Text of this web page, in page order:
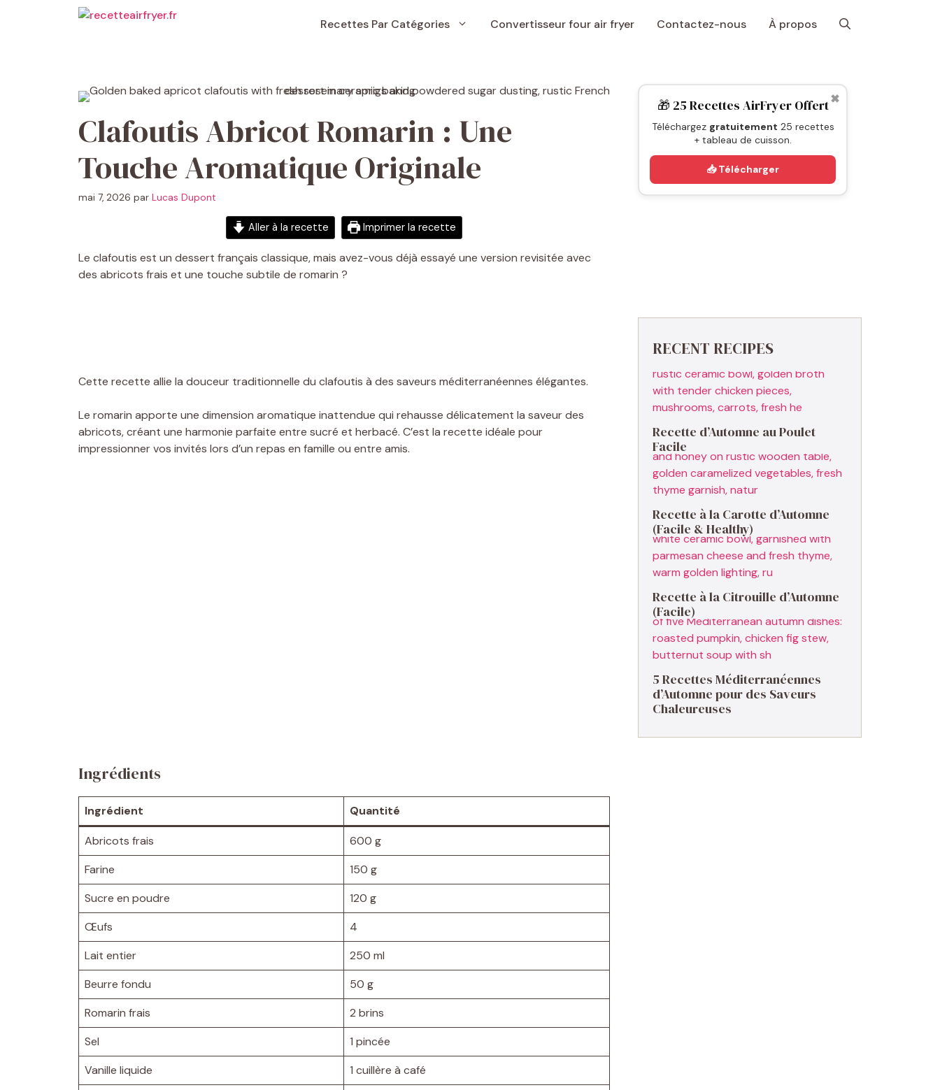
Recettes Par Catégories Convertisseur four air fryer Contactez-nous À propos
Clafoutis Abricot Romarin : Une
Touche Aromatique Originale
mai 7, 2026 par Lucas Dupont
Aller à la recette Imprimer la recette
Le clafoutis est un dessert français classique, mais avez-vous déjà essayé une version revisitée avec
des abricots frais et une touche subtile de romarin ?
Cette recette allie la douceur traditionnelle du clafoutis à des saveurs méditerranéennes élégantes.
Le romarin apporte une dimension aromatique inattendue qui rehausse délicatement la saveur des
abricots, créant une harmonie parfaite entre sucré et herbacé. C’est la recette idéale pour
impressionner vos invités lors d’un repas en famille ou entre amis.
Ingrédients
Ingrédient Quantité
Abricots frais
600 g
Farine
150 g
Sucre en poudre
120 g
Œufs
4
Lait entier
250 ml
Beurre fondu
50 g
Romarin frais
2 brins
Sel
1 pincée
Vanille liquide
1 cuillère à café
✖
🎁 25 Recettes AirFryer Offert
Téléchargez gratuitement 25 recettes
+ tableau de cuisson.
📥 Télécharger
RECENT RECIPES
Recette d’Automne au Poulet
Facile
Recette à la Carotte d’Automne
(Facile & Healthy)
Recette à la Citrouille d’Automne
(Facile)
5 Recettes Méditerranéennes
d’Automne pour des Saveurs
Chaleureuses